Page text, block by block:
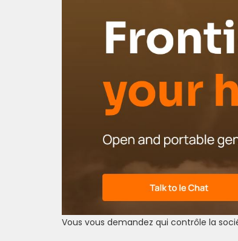
Vous vous demandez qui contrôle la